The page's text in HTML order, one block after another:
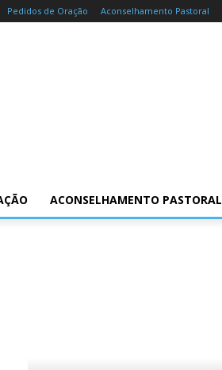
Pedidos de Oração Aconselhamento Pastoral
ACONSELHAMENTO PASTORAL